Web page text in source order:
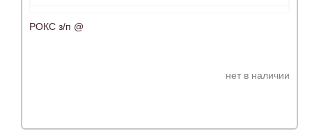
РОКС з/п @
нет в наличии